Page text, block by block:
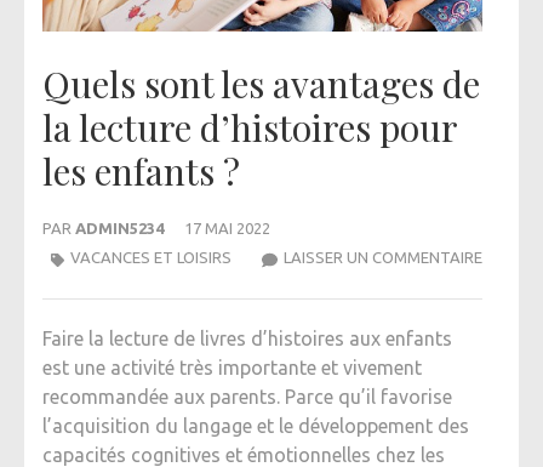
Quels sont les avantages de
la lecture d’histoires pour
les enfants ?
PAR ADMIN5234
17 MAI 2022
LAISSER UN COMMENTAIREQUELS
VACANCES ET LOISIRS
Faire la lecture de livres d’histoires aux enfants
est une activité très importante et vivement
recommandée aux parents. Parce qu’il favorise
l’acquisition du langage et le développement des
capacités cognitives et émotionnelles chez les